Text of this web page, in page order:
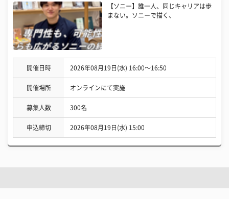
【ソニー】誰一人、同じキャリアは歩
まない。ソニーで描く、
開催日時 2026年08月19日(水) 16:00〜16:50
開催場所 オンラインにて実施
募集人数 300名
申込締切 2026年08月19日(水) 15:00